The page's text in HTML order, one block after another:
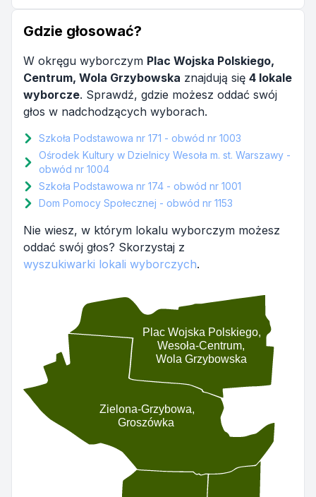
Gdzie głosować?
W okręgu wyborczym Plac Wojska Polskiego,
Centrum, Wola Grzybowska znajdują się 4 lokale
wyborcze. Sprawdź, gdzie możesz oddać swój
głos w nadchodzących wyborach.
Szkoła Podstawowa nr 171 - obwód nr 1003
Ośrodek Kultury w Dzielnicy Wesoła m. st. Warszawy -
obwód nr 1004
Szkoła Podstawowa nr 174 - obwód nr 1001
Dom Pomocy Społecznej - obwód nr 1153
Nie wiesz, w którym lokalu wyborczym możesz
oddać swój głos? Skorzystaj z
wyszukiwarki lokali wyborczych.
Zielona-Grzybowa,
Groszówka
Plac Wojska Polskiego,
Wesoła-Centrum,
Wola Grzybowska